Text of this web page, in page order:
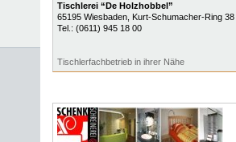
Tischlerei “De Holzhobbel”
65195 Wiesbaden, Kurt-Schumacher-Ring 38
Tel.: (0611) 945 18 00
Tischlerfachbetrieb in ihrer Nähe